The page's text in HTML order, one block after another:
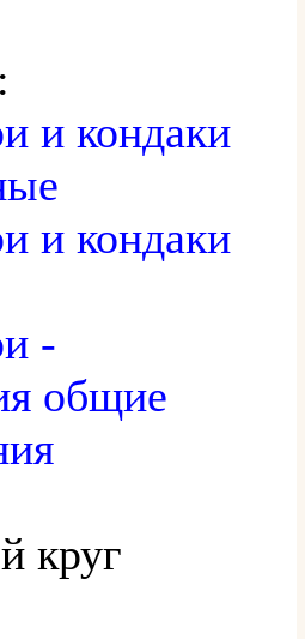
и кондаки
и кондаки
-
общие
круг